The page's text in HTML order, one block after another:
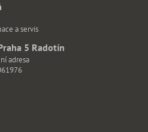
a servis
5 Radotín
adresa